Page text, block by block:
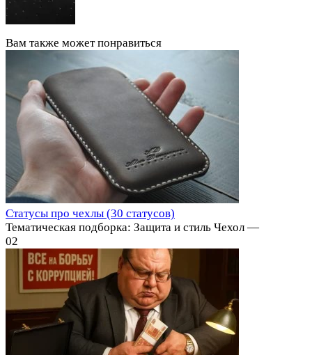
Вам также может понравиться
Статусы про чехлы (30 статусов)
Тематическая подборка: Защита и стиль Чехол —
02